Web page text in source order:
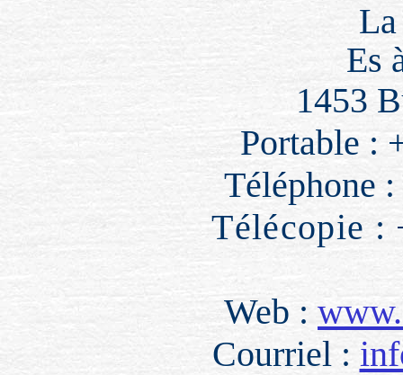
Es
1453
Portable :
Téléphone
Télécopie :
Web :
Courriel :